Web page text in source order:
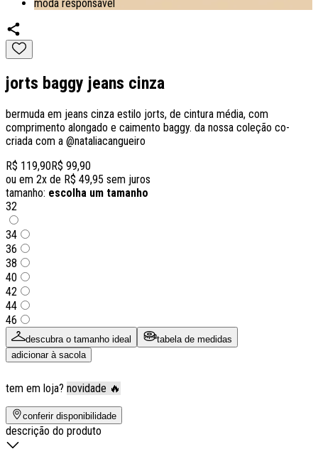
moda responsável
jorts baggy jeans cinza
bermuda em jeans cinza estilo jorts, de cintura média, com
comprimento alongado e caimento baggy. da nossa coleção co-
criada com a @nataliacangueiro
R$ 119,90R$ 99,90
ou em 2x de R$ 49,95 sem juros
tamanho: escolha um tamanho
32
34
36
38
40
42
44
46
descubra o tamanho ideal
tabela de medidas
adicionar à sacola
tem em loja? novidade 🔥
conferir disponibilidade
descrição do produto